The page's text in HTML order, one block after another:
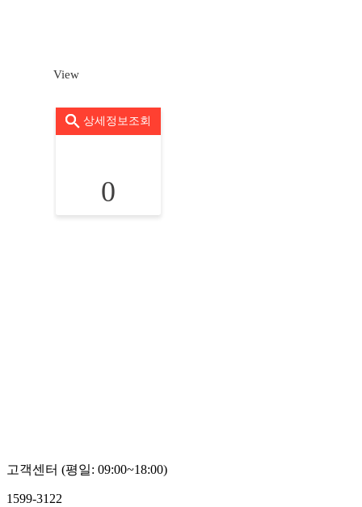
View
상세정보조회
0
고객센터 (평일: 09:00~18:00)
1599-3122